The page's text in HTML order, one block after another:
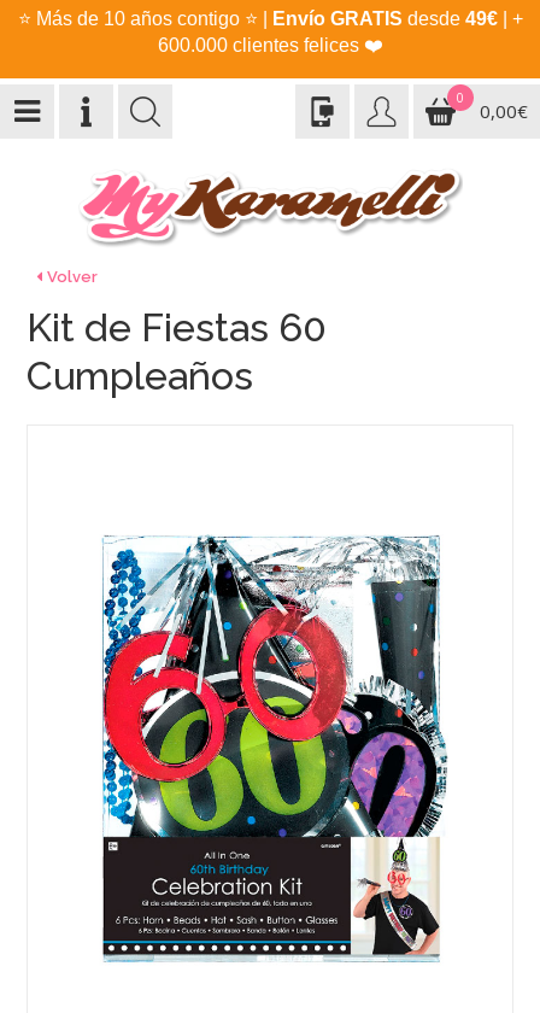
⭐ Más de 10 años contigo ⭐ Envío GRATIS desde 49€| +
600.000 clientes felices ❤️
0
0,00€
Volver
Kit de Fiestas 60
Cumpleaños